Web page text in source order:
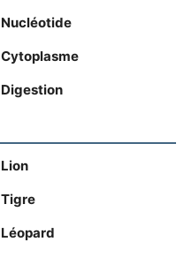
Nucléotide
Cytoplasme
Digestion
Lion
Tigre
Léopard